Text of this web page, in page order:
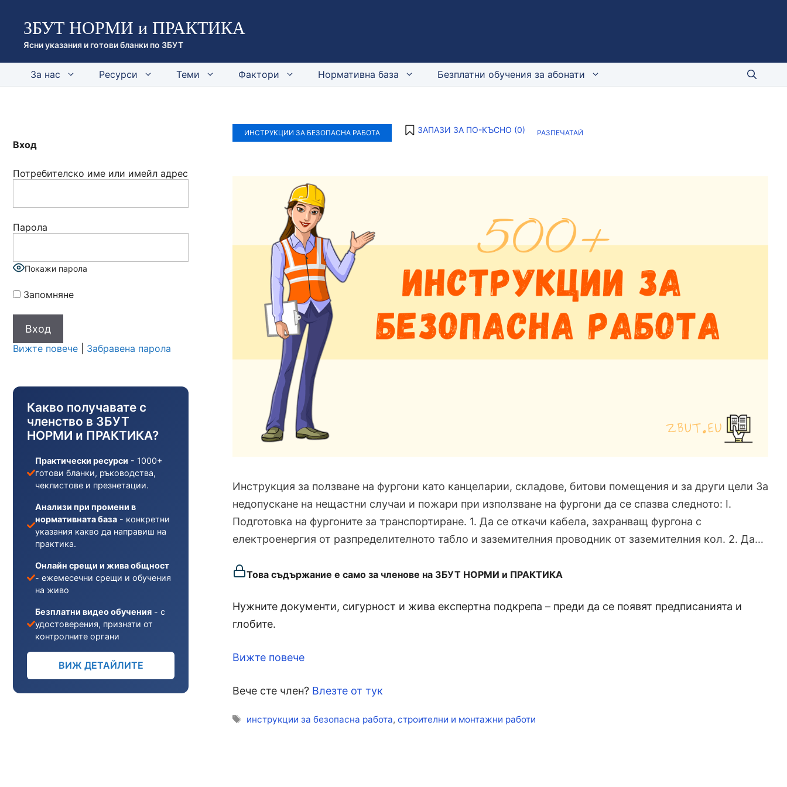
съдържанието
ЗБУТ НОРМИ и ПРАКТИКА
Ясни указания и готови бланки по ЗБУТ
За нас Ресурси Теми Фактори Нормативна база Безплатни обучения за абонати
ИНСТРУКЦИИ ЗА БЕЗОПАСНА РАБОТА ЗАПАЗИ ЗА ПО-КЪСНО (0) РАЗПЕЧАТАЙ
Инструкция за ползване на фургони като канцеларии, складове, битови помещения и за други цели За
недопускане на нещастни случаи и пожари при използване на фургони да се спазва следното: I.
Подготовка на фургоните за транспортиране. 1. Да се откачи кабела, захранващ фургона с
електроенергия от разпределителното табло и заземителния проводник от заземителния кол. 2. Да…
Това съдържание е само за членове на ЗБУТ НОРМИ и ПРАКТИКА
Нужните документи, сигурност и жива експертна подкрепа – преди да се появят предписанията и
глобите.
Вижте повече
Вече сте член? Влезте от тук
Етикети
инструкции за безопасна работа,строителни и монтажни работи
Вход
Потребителско име или имейл адрес
Парола
Покажи парола
Запомняне
Вижте повече Забравена парола
Какво получавате с
членство в ЗБУТ
НОРМИ и ПРАКТИКА?
Практически ресурси - 1000+
готови бланки, ръководства,
чеклистове и презнетации.
Анализи при промени в
нормативната база - конкретни
указания какво да направиш на
практика.
Онлайн срещи и жива общност
- ежемесечни срещи и обучения
на живо
Безплатни видео обучения - с
удостоверения, признати от
контролните органи
ВИЖ ДЕТАЙЛИТЕ